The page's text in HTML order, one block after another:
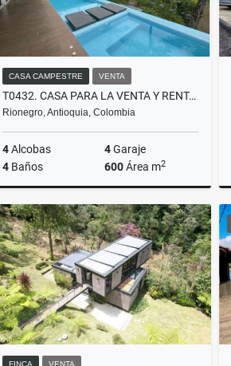
CASA CAMPESTRE VENTA
T0432. CASA PARA LA VENTA Y RENTA EN RIONEGRO TABLAZO AMOBLADA
Rionegro, Antioquia, Colombia
4Alcobas 4Garaje
4 Baños 600Área m2
Venta
$15.000.000.000
Alquiler
$30.000.000
FINCA VENTA